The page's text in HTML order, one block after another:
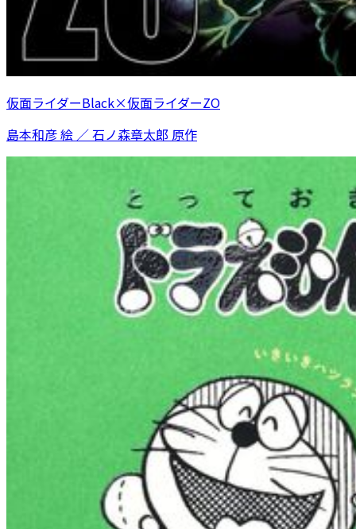
仮面ライダーBlack×仮面ライダーZO
島本和彦 絵 ／ 石ノ森章太郎 原作